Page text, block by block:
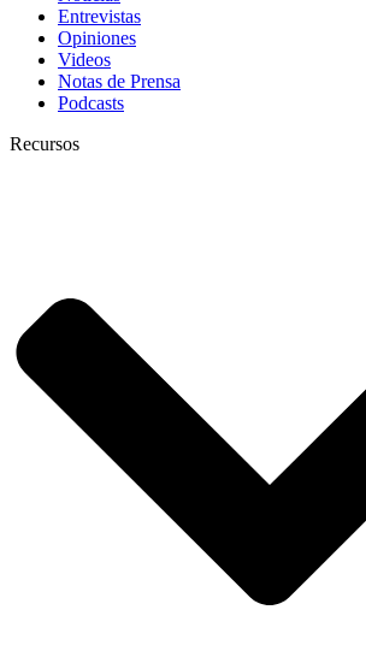
Entrevistas
Opiniones
Videos
Notas de Prensa
Podcasts
Recursos